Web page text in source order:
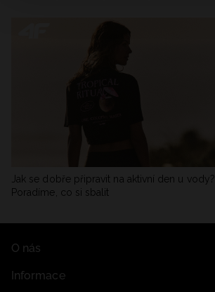
Jak se dobře připravit na aktivní den u vody?
Poradíme, co si sbalit
O nás
Informace